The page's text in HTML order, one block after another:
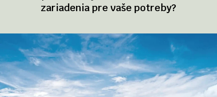
zariadenia pre vaše potreby?